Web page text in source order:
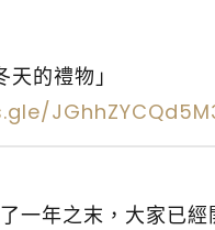
的禮物」
一年之末，大家已